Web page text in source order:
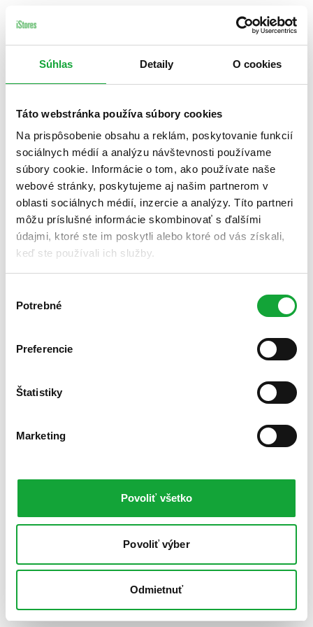
Súhlas Detaily O cookies
Táto webstránka používa súbory cookies
Na prispôsobenie obsahu a reklám, poskytovanie funkcií
sociálnych médií a analýzu návštevnosti používame
súbory cookie. Informácie o tom, ako používate naše
webové stránky, poskytujeme aj našim partnerom v
oblasti sociálnych médií, inzercie a analýzy. Títo partneri
môžu príslušné informácie skombinovať s ďalšími
údajmi, ktoré ste im poskytli alebo ktoré od vás získali,
keď ste používali ich služby.
súhlasu
Potrebné
Preferencie
Štatistiky
Marketing
Povoliť všetko
Povoliť výber
Odmietnuť